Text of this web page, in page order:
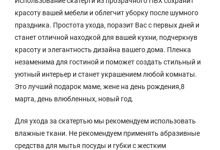
красоту вашей мебели и облегчит уборку после шумного
праздника. Простота ухода, поразит Вас с первых дней и
станет отличной находкой для вашей кухни, подчеркнув
красоту и элегантность дизайна вашего дома. Пленка
незаменима для гостиной и поможет создать стильный и
уютный интерьер и станет украшением любой комнаты.
Это лучший подарок маме, жене на день рождения,8
марта, день влюбленных, новый год.
Для ухода за скатертью мы рекомендуем использовать
влажные ткани. Не рекомендуем применять абразивные
средства для мытья посуды и губки с жестким